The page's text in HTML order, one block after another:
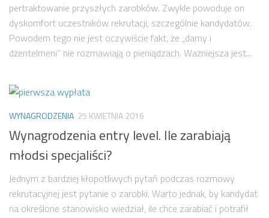
pertraktowanie przyszłych zarobków. Zwykle powoduje on
dyskomfort uczestników rekrutacji, szczególnie kandydatów.
Powodem tego nie jest oczywiście fakt, że „damy i
dżentelmeni” nie rozmawiają o pieniądzach. Ważniejsza jest...
WYNAGRODZENIA 25 KWIETNIA 2016
Wynagrodzenia entry level. Ile zarabiają
młodsi specjaliści?
Jednym z bardziej kłopotliwych pytań podczas rozmowy
rekrutacyjnej jest pytanie o zarobki. Warto jednak, by kandydat
na określone stanowisko wiedział, ile chce zarabiać i potrafił